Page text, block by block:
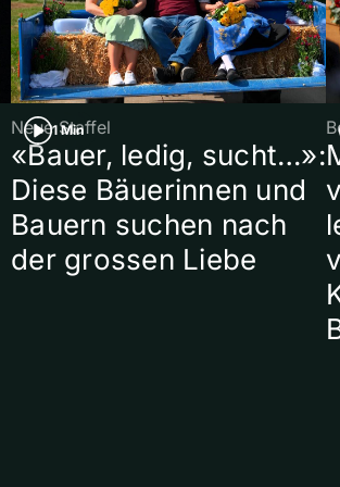
1 Min
Neue Staffel
«Bauer, ledig, sucht…»:
Diese Bäuerinnen und
Bauern suchen nach
der grossen Liebe